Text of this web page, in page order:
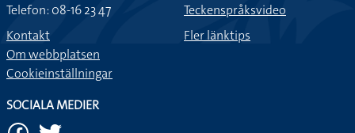
Telefon: 08-16 23 47
Kontakt
Om webbplatsen
Cookieinställningar
Teckenspråksvideo
Fler länktips
SOCIALA MEDIER